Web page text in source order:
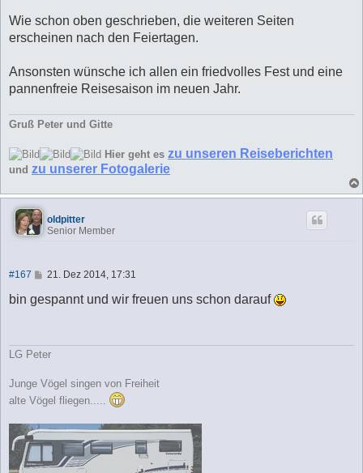
Wie schon oben geschrieben, die weiteren Seiten
erscheinen nach den Feiertagen.
Ansonsten wünsche ich allen ein friedvolles Fest und eine
pannenfreie Reisesaison im neuen Jahr.
Gruß Peter und Gitte
Hier geht es zu unseren Reiseberichten
und zu unserer Fotogalerie
oldpitter
Senior Member
#167
B
i
21. Dez 2014, 17:31
bin gespannt und wir freuen uns schon darauf
LG Peter
Junge Vögel singen von Freiheit
alte Vögel fliegen.....